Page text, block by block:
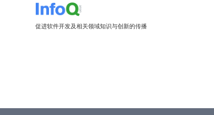
促进软件开发及相关领域知识与创新的传播